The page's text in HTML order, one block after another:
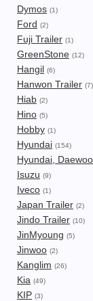
Dymos (1)
Ford (2)
Fuji Trailer (1)
GreenStone (12)
Hangil (6)
Hanwon Trailer (7)
Hiab (2)
Hino (5)
Hobby (1)
Hyundai (154)
Hyundai, Daewoo
Isuzu (9)
Iveco (1)
Japan Trailer (2)
Jindo Trailer (10)
JinMyoung (5)
Jinwoo (2)
Kanglim (26)
Kia (49)
KIP (3)